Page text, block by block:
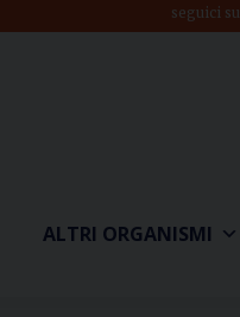
seguici su
ALTRI ORGANISMI